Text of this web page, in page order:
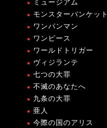
ミュージアム
モンスターバンケット
ワンパンマン
ワンピース
ワールドトリガー
ヴィジランテ
七つの大罪
不滅のあなたへ
九条の大罪
亜人
今際の国のアリス